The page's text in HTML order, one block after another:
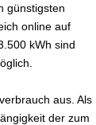
günstigsten
online auf
kWh sind
aus. Als
der zum